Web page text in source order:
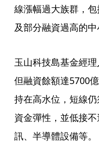
線漲幅過大族群，
及部分融資過高的
玉山科技島基金經
但融資餘額達5700
持在高水位，短線
資金彈性，並低接
訊、半導體設備等。